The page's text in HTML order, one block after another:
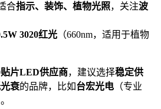
合指示、装饰、植物光照，关注波
3020红光 （660nm，适用于植物
贴片LED供应商，建议选择稳定供
衰的品牌，比如台宏光电 （专业